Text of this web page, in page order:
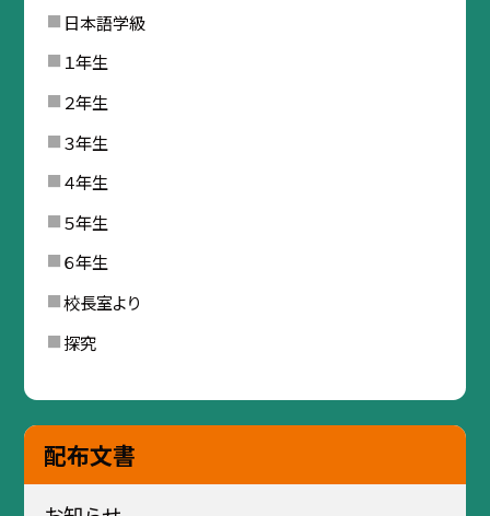
日本語学級
１年生
２年生
３年生
４年生
５年生
６年生
校長室より
探究
配布文書